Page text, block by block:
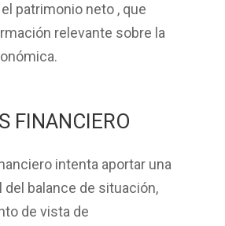
patrimonio neto , que
relevante sobre la
FINANCIERO
intenta aportar una
del balance de situación,
de vista de